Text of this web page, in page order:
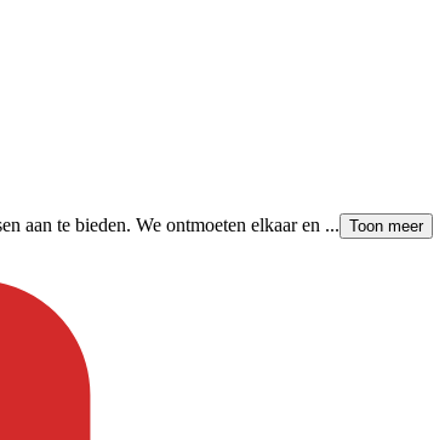
aan te bieden. We ontmoeten elkaar en ... Toon meer